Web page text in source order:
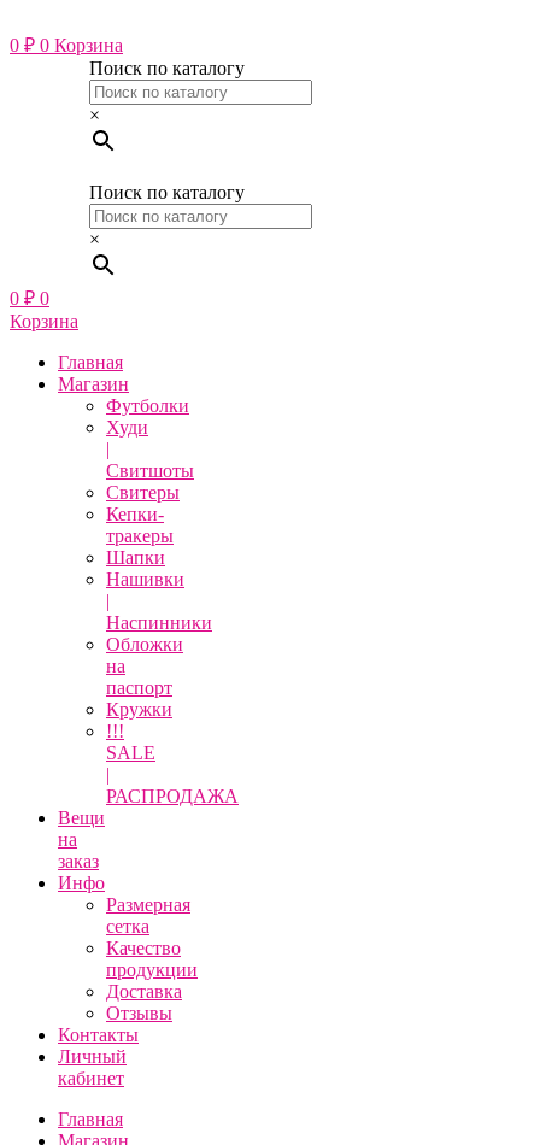
к
содержимому
0 ₽ 0 Корзина
Поиск по каталогу
×
Поиск по каталогу
×
0 ₽ 0
Корзина
Главная
Магазин
Футболки
Худи
|
Свитшоты
Свитеры
Кепки-
тракеры
Шапки
Нашивки
|
Наспинники
Обложки
на
паспорт
Кружки
!!!
SALE
|
РАСПРОДАЖА
Вещи
на
заказ
Инфо
Размерная
сетка
Качество
продукции
Доставка
Отзывы
Контакты
Личный
кабинет
Главная
Магазин